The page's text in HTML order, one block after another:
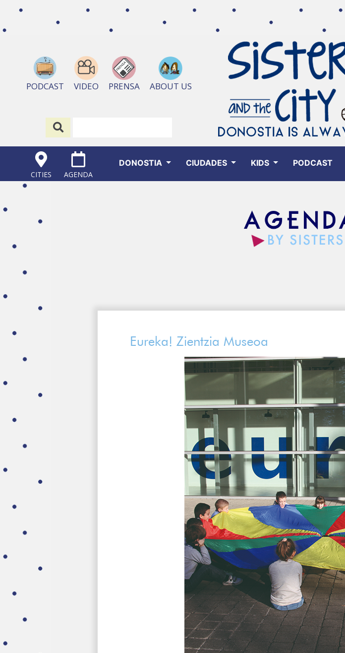
PODCAST VIDEO PRENSA ABOUT US
CITIES AGENDA
DONOSTIA CIUDADES KIDS PODCAST
Eureka! Zientzia Museoa